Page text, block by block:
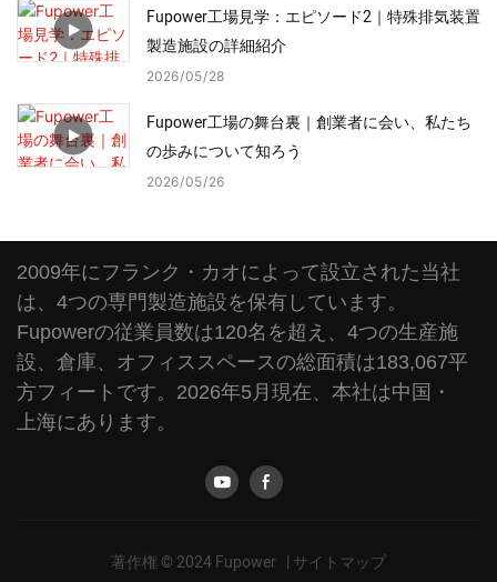
Fupower工場見学：エピソード2｜特殊排気装置
製造施設の詳細紹介
2026 05 28
Fupower工場の舞台裏｜創業者に会い、私たち
の歩みについて知ろう
2026 05 26
2009年にフランク・カオによって設立された当社
は、4つの専門製造施設を保有しています。
Fupowerの従業員数は120名を超え、4つの生産施
設、倉庫、オフィススペースの総面積は183,067平
方フィートです。2026年5月現在、本社は中国・
上海にあります。
著作権 © 2024 Fupower | サイトマップ